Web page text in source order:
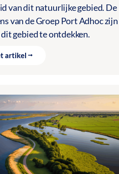
van dit natuurlijke gebied. De
van de Groep Port Adhoc zijn
gebied te ontdekken.
artikel